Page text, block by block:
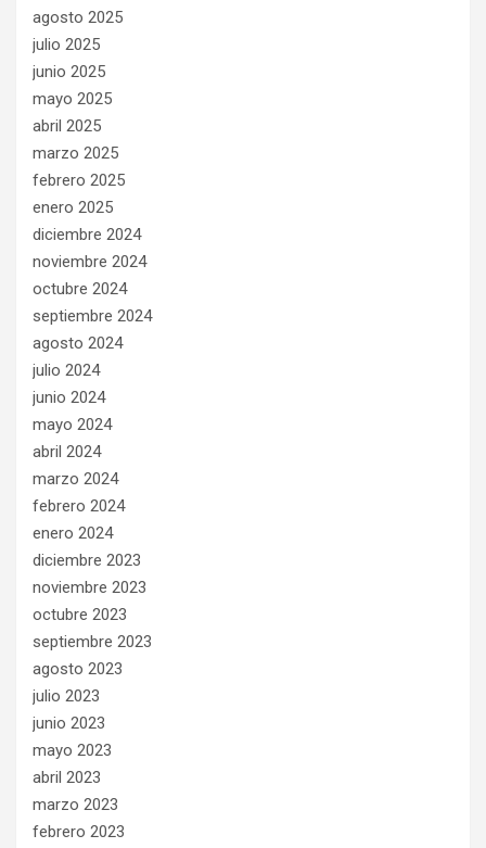
agosto 2025
julio 2025
junio 2025
mayo 2025
abril 2025
marzo 2025
febrero 2025
enero 2025
diciembre 2024
noviembre 2024
octubre 2024
septiembre 2024
agosto 2024
julio 2024
junio 2024
mayo 2024
abril 2024
marzo 2024
febrero 2024
enero 2024
diciembre 2023
noviembre 2023
octubre 2023
septiembre 2023
agosto 2023
julio 2023
junio 2023
mayo 2023
abril 2023
marzo 2023
febrero 2023